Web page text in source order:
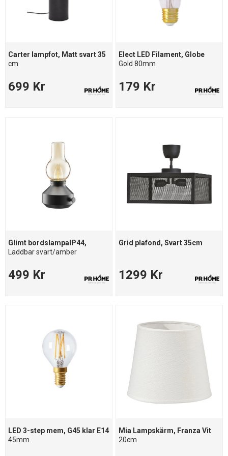
Carter lampfot, Matt svart 35
cm
699 Kr
Elect LED Filament, Globe
Gold 80mm
179 Kr
Glimt bordslampaIP44,
Laddbar svart/amber
499 Kr
Grid plafond, Svart 35cm
1299 Kr
LED 3-step mem, G45 klar E14
45mm
Mia Lampskärm, Franza Vit
20cm